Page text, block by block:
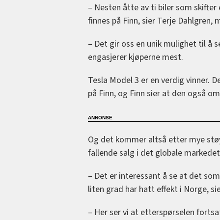
– Nesten åtte av ti biler som
finnes på Finn, sier Terje Dahlgren,
– Det gir oss en unik mulighet til å
engasjerer kjøperne mest.
Tesla Model 3 er en verdig vinner.
på Finn, og Finn sier at den også
Og det kommer altså etter mye
fallende salg i det globale
– Det er interessant å se at det
liten grad har hatt effekt i Norge,
– Her ser vi at etterspørselen